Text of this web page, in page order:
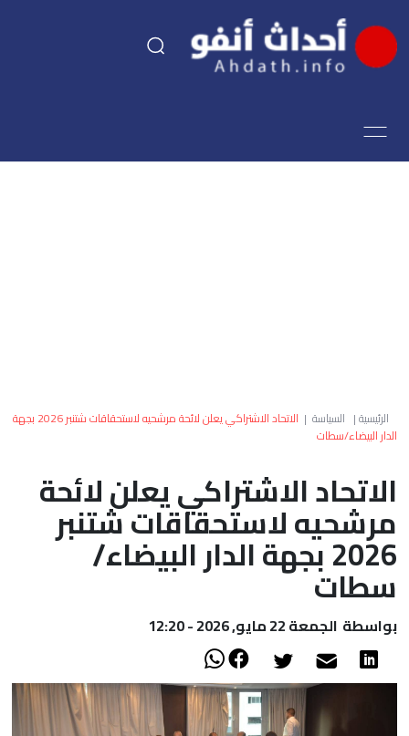
اقتصاد
العالم
الصحراء
الرئيسية| السياسة |
الاتحاد الاشتراكي يعلن لائحة مرشحيه لاستحقاقات شتنبر 2026 بجهة
الدار البيضاء/سطات
الاتحاد الاشتراكي يعلن لائحة
مرشحيه لاستحقاقات شتنبر
2026 بجهة الدار البيضاء/
سطات
بواسطة الجمعة 22 مايو, 2026 - 12:20